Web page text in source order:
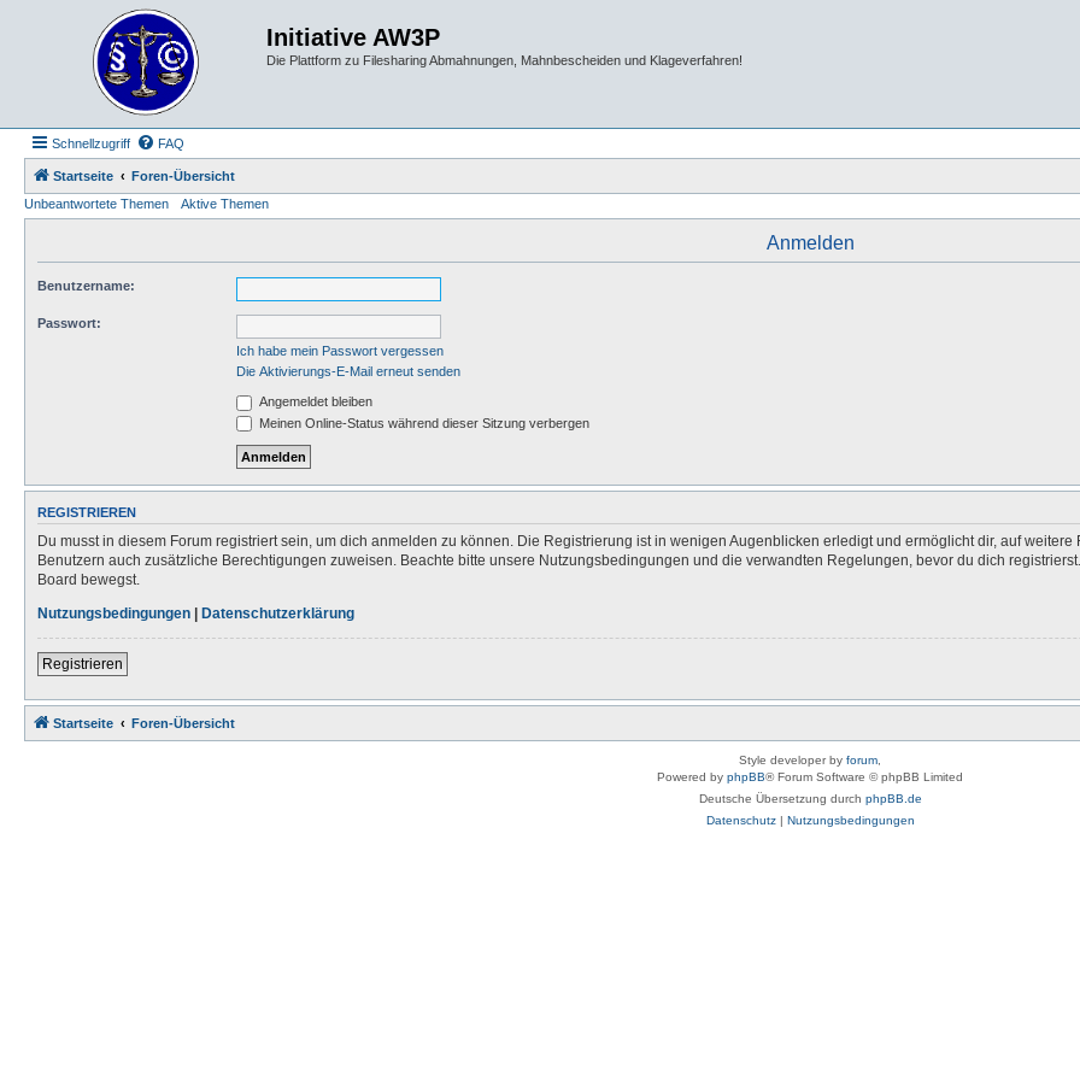
Initiative AW3P
Die Plattform zu Filesharing Abmahnungen, Mahnbescheiden und Klageverfahren!
Schnellzugriff FAQ
Startseite
Foren-Übersicht
Unbeantwortete Themen
Aktive Themen
Anmelden
Benutzername:
Passwort:
Ich habe mein Passwort vergessen
Die Aktivierungs-E-Mail erneut senden
Angemeldet bleiben
Meinen Online-Status während dieser Sitzung verbergen
REGISTRIEREN
Du musst in diesem Forum registriert sein, um dich anmelden zu können. Die Registrierung ist in wenigen Augenblicken erledigt und ermöglicht dir, auf
Benutzern auch zusätzliche Berechtigungen zuweisen. Beachte bitte unsere Nutzungsbedingungen und die verwandten Regelungen, bevor du dich
Board bewegst.
Nutzungsbedingungen | Datenschutzerklärung
Registrieren
Startseite Foren-Übersicht
Style developer by forum
Powered by phpBB® Forum Software © phpBB Limited
Deutsche Übersetzung durch phpBB.de
Datenschutz| Nutzungsbedingungen